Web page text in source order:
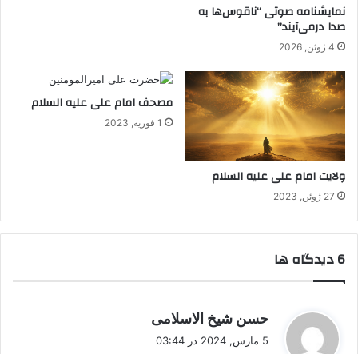
نمایشنامه صوتی “ناقوس‌ها به
صدا در‌می‌آیند”
4 ژوئن, 2026
ولایت امام علی علیه السلام
27 ژوئن, 2023
مصحف امام علی علیه السلام
1 فوریه, 2023
‫6 دیدگاه ها
حسن شیخ الاسلامی
5 مارس, 2024 در 03:44